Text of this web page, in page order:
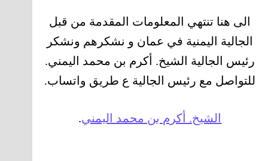
الى هنا تنتهي المعلومات المقدمة من قبل
الجالية اليمنية في عمان و نشكرهم ونشكر
رئيس الجالية الشيخ. أكرم بن محمد اليمني.
للتواصل مع رئيس الجالية ع طريق واتساب.
الشيخ. أكرم بن محمد اليمني.